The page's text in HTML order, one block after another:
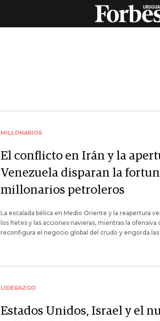
MILLONARIOS
El conflicto en Irán y la
Venezuela disparan la
millonarios petroleros
La escalada bélica en Medio Oriente y la reapertura
los fletes y las acciones navieras, mientras la
reconfigura el negocio global del crudo y engorda
LIDERAZGO
Estados Unidos, Israel y el